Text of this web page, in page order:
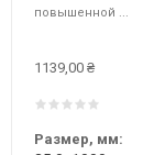
повышенной ...
1139,00 ₴
Размер, мм: